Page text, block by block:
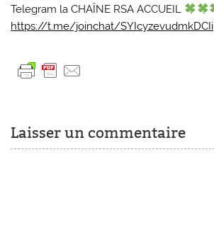
Telegram la CHAÎNE RSA ACCUEIL
https://t.me/joinchat/SYIcyzevudmkDCIi
Laisser un commentaire